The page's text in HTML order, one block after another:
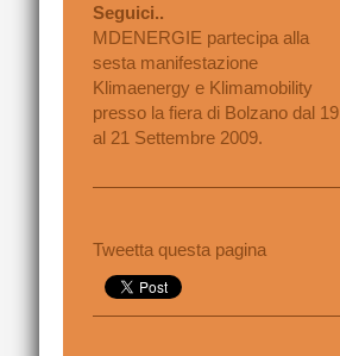
Seguici..
MDENERGIE partecipa alla
sesta manifestazione
Klimaenergy e Klimamobility
presso la fiera di Bolzano dal 19
al 21 Settembre 2009.
Tweetta questa pagina